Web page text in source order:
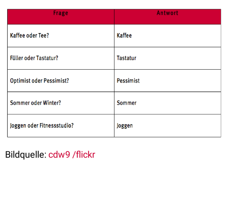
Bildquelle:cdw9 /flickr